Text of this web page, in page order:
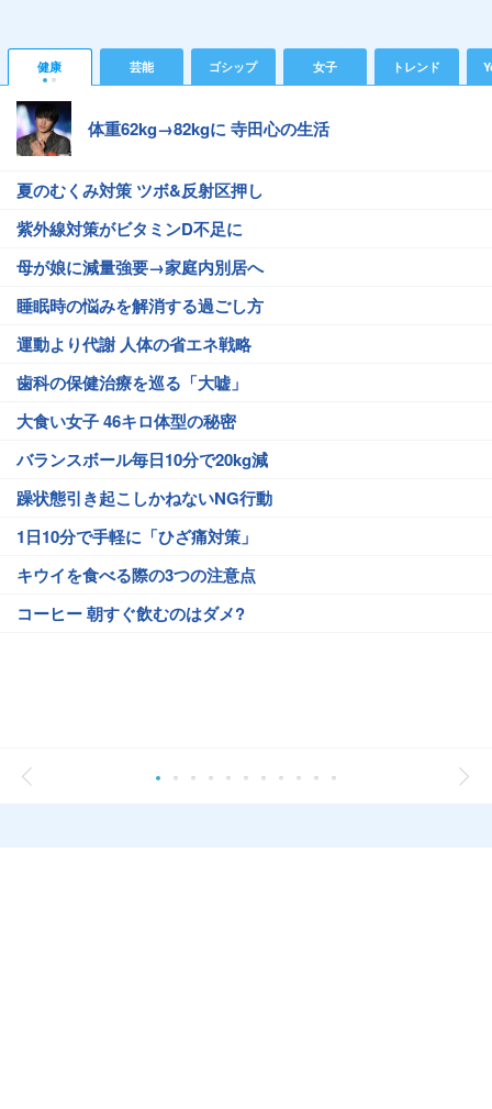
健康 芸能 ゴシップ 女子 トレンド
体重62kg→82kgに 寺田心の生活
夏のむくみ対策 ツボ&反射区押し
紫外線対策がビタミンD不足に
母が娘に減量強要→家庭内別居へ
睡眠時の悩みを解消する過ごし方
運動より代謝 人体の省エネ戦略
歯科の保健治療を巡る「大嘘」
大食い女子 46キロ体型の秘密
バランスボール毎日10分で20kg減
躁状態引き起こしかねないNG行動
1日10分で手軽に「ひざ痛対策」
キウイを食べる際の3つの注意点
コーヒー 朝すぐ飲むのはダメ?